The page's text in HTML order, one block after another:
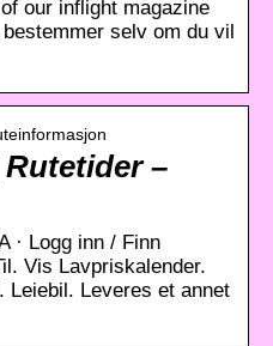
our inflight magazine
selv om du vil
–
· Logg inn / Finn
Vis Lavpriskalender.
Leveres et annet